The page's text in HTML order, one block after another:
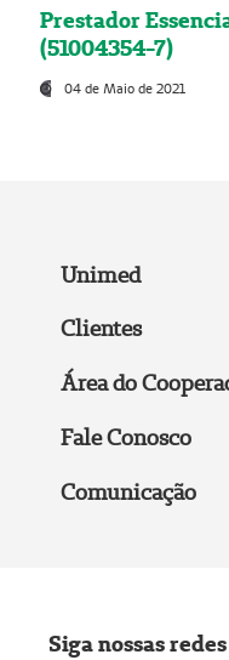
Prestador
(51004354-7)
04 de Maio de 2021
Unimed
Clientes
Área do
Fale Conosco
Comunicação
Siga nossas